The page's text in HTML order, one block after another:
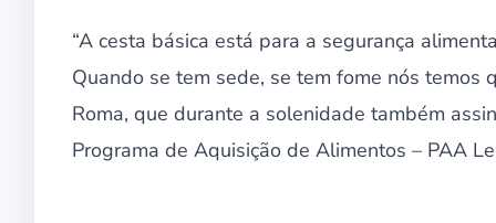
“A cesta básica está para a segurança
Quando se tem sede, se tem fome nós temos
Roma, que durante a solenidade também
Programa de Aquisição de Alimentos – PAA